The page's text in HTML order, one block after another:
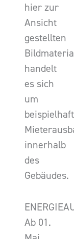
hier zur
Ansicht
gestellten
handelt
es sich
um
innerhalb
des
Gebäudes.
Ab 01.